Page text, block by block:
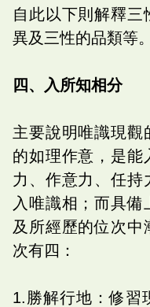
自此以下則解釋三
異及三性的品類等。
四、入所知相分
主要說明唯識現觀
的如理作意，是能
力、作意力、任持
入唯識相；而具
及所經歷的位次中
次有四：
1.勝解行地：修習